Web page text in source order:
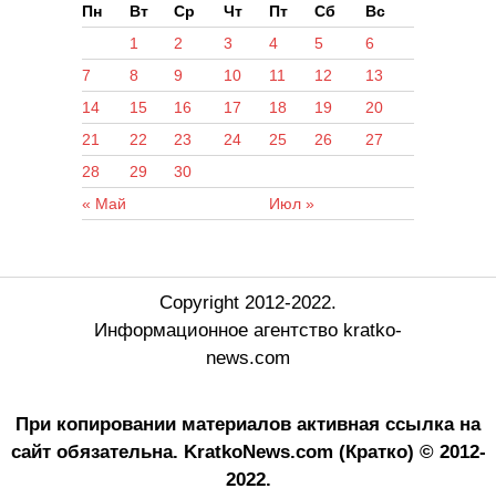
Пн
Вт Ср Чт Пт Сб Вс
« Май Июл »
1 2 3 4 5
6
7
8 9 10 11 12
13
14
15 16 17 18 19
20
21
22 23 24 25 26
27
28
29 30
Copyright 2012-2022.
Информационное агентство kratko-
news.com
При копировании материалов активная ссылка на
сайт обязательна. KratkoNews.com (Кратко) © 2012-
2022.